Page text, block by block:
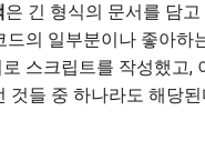
은 긴 형식의 문서를 담고
드의 일부분이나 좋아하
스크립트를 작성했고,
것들 중 하나라도 해당된